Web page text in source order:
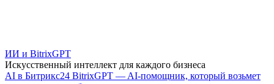
ИИ и BitrixGPT
Искусственный интеллект для каждого бизнеса
AI в Битрикс24 BitrixGPT — AI-помощник, который возьмет